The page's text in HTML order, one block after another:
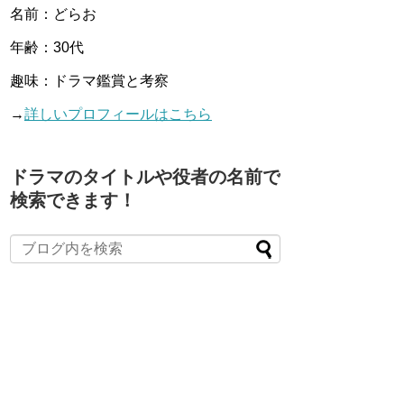
名前：どらお
年齢：30代
趣味：ドラマ鑑賞と考察
→詳しいプロフィールはこちら
ドラマのタイトルや役者の名前で
検索できます！